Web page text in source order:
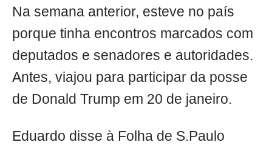
Na semana anterior, esteve no país
porque tinha encontros marcados com
deputados e senadores e autoridades.
Antes, viajou para participar da posse
de Donald Trump em 20 de janeiro.
Eduardo disse à Folha de S.Paulo